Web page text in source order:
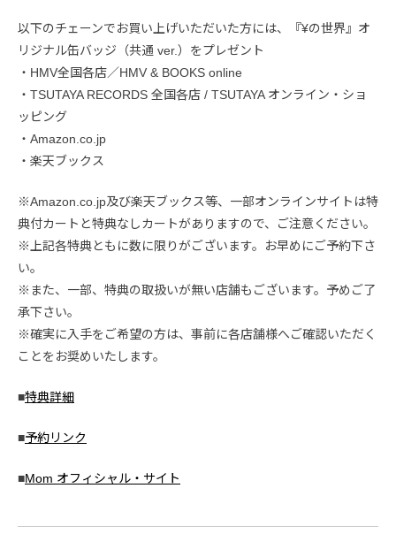
以下のチェーンでお買い上げいただいた方には、『¥の世界』オ
リジナル缶バッジ（共通 ver.）をプレゼント
・HMV全国各店／HMV & BOOKS online
・TSUTAYA RECORDS 全国各店 / TSUTAYA オンライン・ショ
ッピング
・Amazon.co.jp
・楽天ブックス
※Amazon.co.jp及び楽天ブックス等、一部オンラインサイトは特
典付カートと特典なしカートがありますので、ご注意ください。
※上記各特典ともに数に限りがございます。お早めにご予約下さ
い。
※また、一部、特典の取扱いが無い店舗もございます。予めご了
承下さい。
※確実に入手をご希望の方は、事前に各店舗様へご確認いただく
ことをお奨めいたします。
■特典詳細
■予約リンク
■Mom オフィシャル・サイト